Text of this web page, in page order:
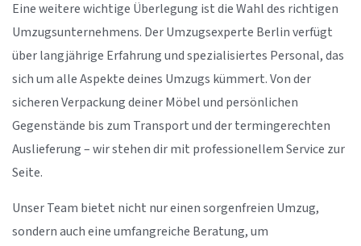
Eine weitere wichtige Überlegung ist die Wahl des richtigen
Umzugsunternehmens. Der Umzugsexperte Berlin verfügt
über langjährige Erfahrung und spezialisiertes Personal, das
sich um alle Aspekte deines Umzugs kümmert. Von der
sicheren Verpackung deiner Möbel und persönlichen
Gegenstände bis zum Transport und der termingerechten
Auslieferung – wir stehen dir mit professionellem Service zur
Seite.
Unser Team bietet nicht nur einen sorgenfreien Umzug,
sondern auch eine umfangreiche Beratung, um